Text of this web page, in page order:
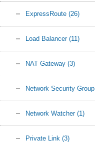
ExpressRoute (26)
Load Balancer (11)
NAT Gateway (3)
Network Security Group
Network Watcher (1)
Private Link (3)